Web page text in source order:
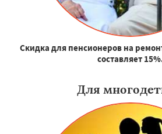
Скидка для пенсионеров на
составляет
Для